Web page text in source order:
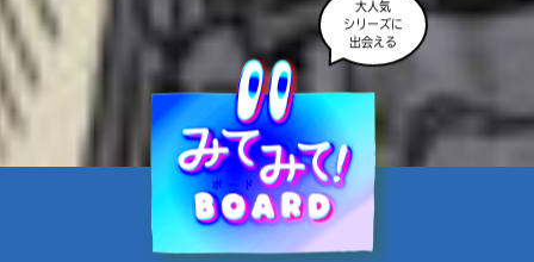
大人気
シリーズに
出会える